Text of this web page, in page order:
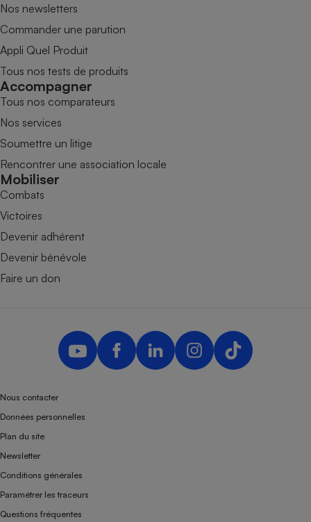
Nos newsletters
Commander une parution
Appli Quel Produit
Tous nos tests de produits
Accompagner
Tous nos comparateurs
Nos services
Soumettre un litige
Rencontrer une association locale
Mobiliser
Combats
Victoires
Devenir adhérent
Devenir bénévole
Faire un don
Nous contacter
Données personnelles
Plan du site
Newsletter
Conditions générales
Paramétrer les traceurs
Questions fréquentes